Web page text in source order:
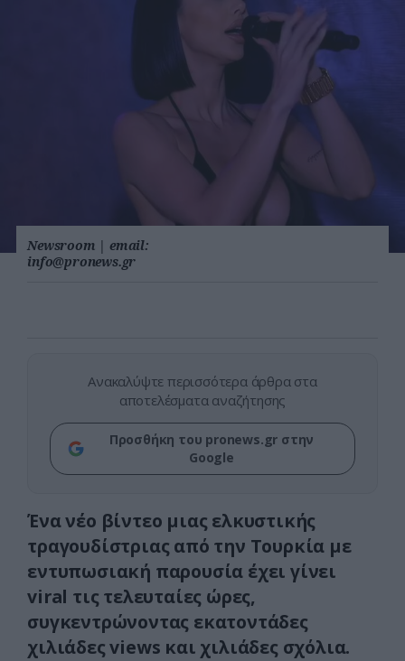
Newsroom | email:
info@pronews.gr
Ανακαλύψτε περισσότερα άρθρα στα
αποτελέσματα αναζήτησης
Προσθήκη του pronews.gr στην
Google
Ένα νέο βίντεο μιας ελκυστικής
τραγουδίστριας από την Τουρκία με
εντυπωσιακή παρουσία έχει γίνει
viral τις τελευταίες ώρες,
συγκεντρώνοντας εκατοντάδες
χιλιάδες views και χιλιάδες σχόλια.